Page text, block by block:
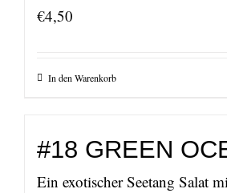
€4,50
In den Warenkorb
#18 GREEN
Ein exotischer Seetang Salat